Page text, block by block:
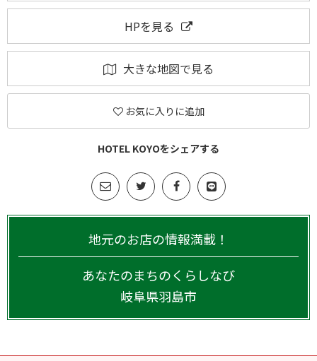
HPを見る
大きな地図で見る
お気に入りに追加
HOTEL KOYOをシェアする
地元のお店の情報満載！
あなたのまちのくらしなび
岐阜県羽島市